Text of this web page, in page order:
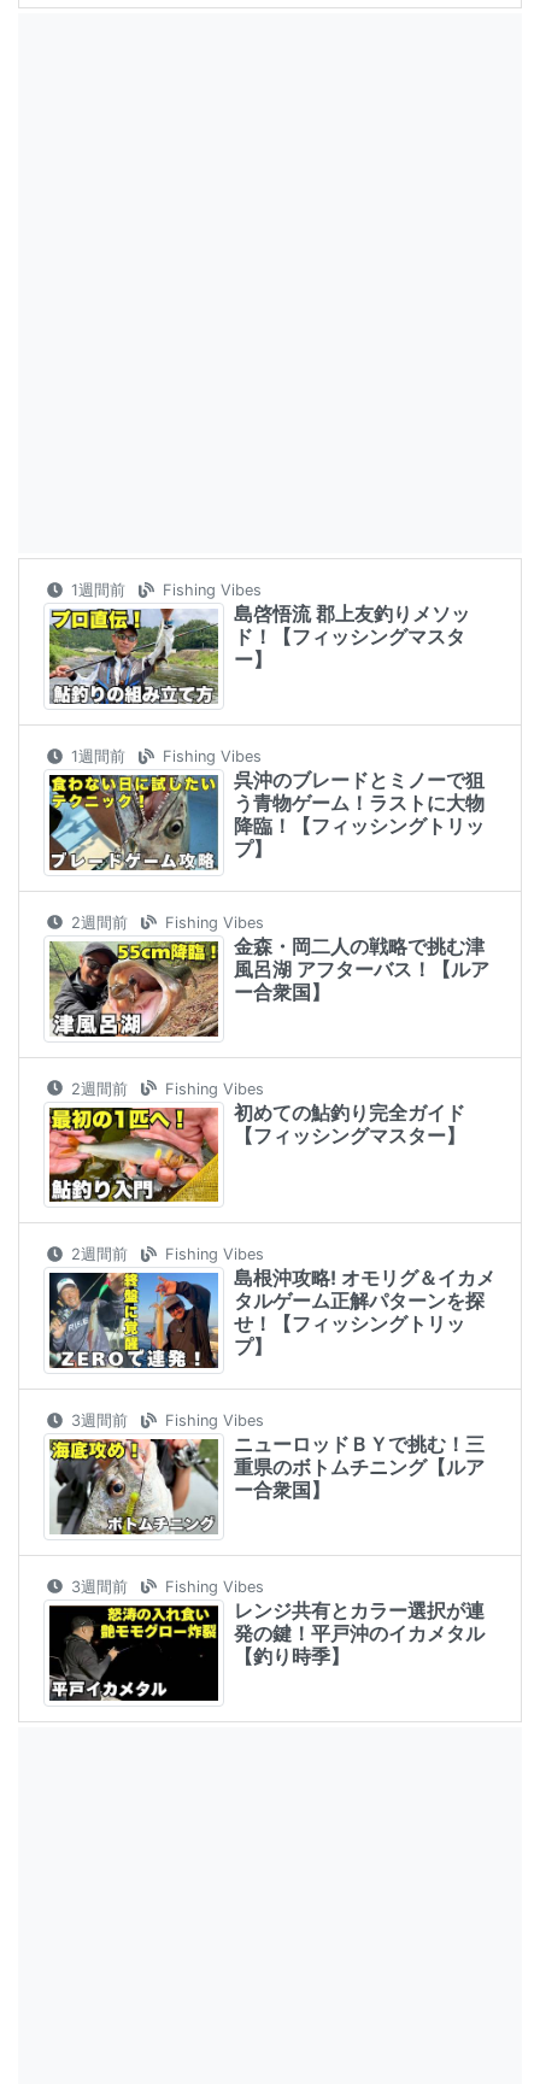
1週間前 Fishing Vibes
島啓悟流 郡上友釣りメソッ
ド！【フィッシングマスタ
ー】
1週間前 Fishing Vibes
呉沖のブレードとミノーで狙
う青物ゲーム！ラストに大物
降臨！【フィッシングトリッ
プ】
2週間前 Fishing Vibes
金森・岡二人の戦略で挑む津
風呂湖 アフターバス！【ルア
ー合衆国】
2週間前 Fishing Vibes
初めての鮎釣り完全ガイド
【フィッシングマスター】
2週間前 Fishing Vibes
島根沖攻略! オモリグ＆イカメ
タルゲーム正解パターンを探
せ！【フィッシングトリッ
プ】
3週間前 Fishing Vibes
ニューロッドＢＹで挑む！三
重県のボトムチニング【ルア
ー合衆国】
3週間前 Fishing Vibes
レンジ共有とカラー選択が連
発の鍵！平戸沖のイカメタル
【釣り時季】